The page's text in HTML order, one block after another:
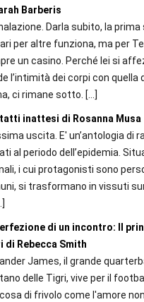
Barberis
Darla subito, la prima
per altre funziona, ma per
un casino. Perché lei si
l’intimità dei corpi con quella
ci rimane sotto. […]
inattesi di Rosanna Musa
uscita. E' un’antologia di
al periodo dell’epidemia.
i cui protagonisti sono
si trasformano in vissuti
di un incontro: Il
di Rebecca Smith
James, il grande
delle Tigri, vive per il
di frivolo come l'amore